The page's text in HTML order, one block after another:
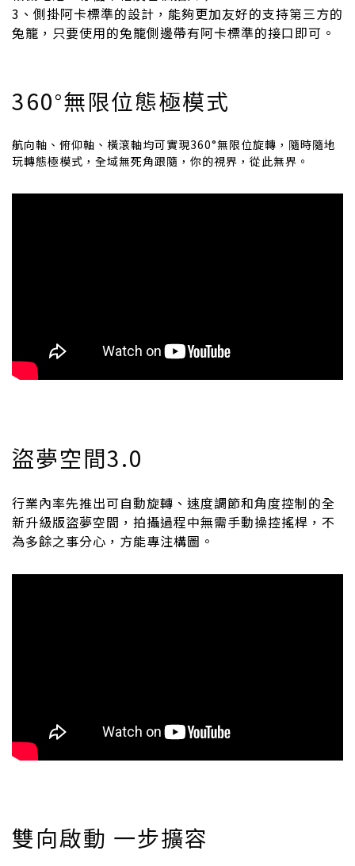
3、側掛阿卡標準的設計，能夠更加友好的支持第三方的
兔籠，只要使用的兔籠側邊帶有阿卡標準的接口即可。
360°無限位態極模式
航向軸、俯仰軸、橫滾軸均可實現360°無限位旋轉，隨時隨地
玩轉態極模式，全域無死角跟隨，你的視界，從此無界。
盜夢空間3.0
行業內率先推出可自動旋轉、速度調節和角度控制的全
新升級版盜夢空間，拍攝過程中無需手動操控搖桿，不
為多餘之事分心，方能專注構圖。
雙向啟動 一步擴容